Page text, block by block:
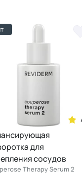
для
сосудов
Therapy Serum 2